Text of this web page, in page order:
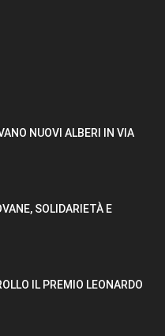
NUOVI ALBERI IN VIA
SOLIDARIETÀ E
IL PREMIO LEONARDO